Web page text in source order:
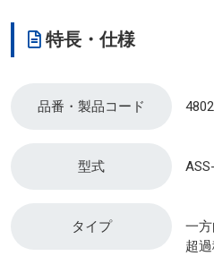
特長・仕様
品番・製品コード 4802
型式
タイプ
一
超